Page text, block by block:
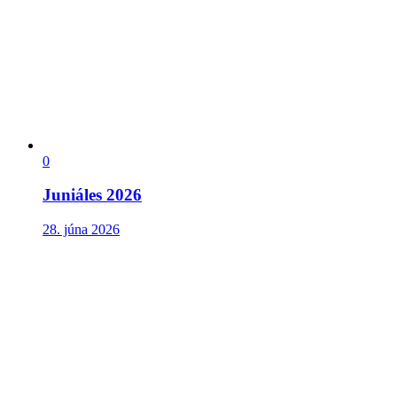
0
Juniáles 2026
28. júna 2026